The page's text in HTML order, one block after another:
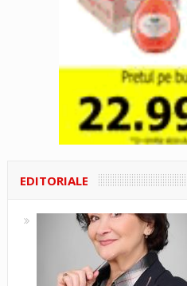
EDITORIALE